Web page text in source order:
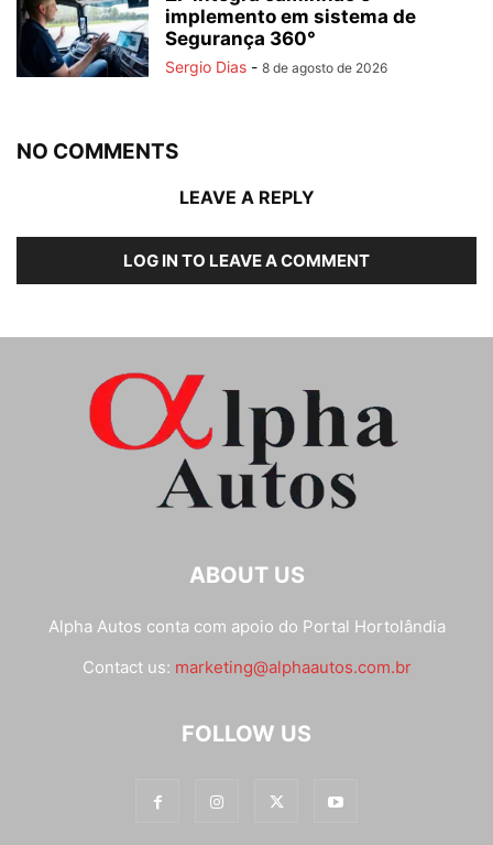
implemento em sistema de
Segurança 360°
Sergio Dias - 8 de agosto de 2026
NO COMMENTS
LEAVE A REPLY
LOG IN TO LEAVE A COMMENT
ABOUT US
Alpha Autos conta com apoio do Portal Hortolândia
Contact us: marketing@alphaautos.com.br
FOLLOW US